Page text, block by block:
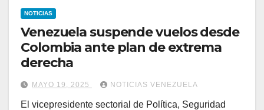
NOTICIAS
Venezuela suspende vuelos desde
Colombia ante plan de extrema
derecha
MAYO 19, 2025 NOTICIAS VENEZUELA
El vicepresidente sectorial de Política, Seguridad